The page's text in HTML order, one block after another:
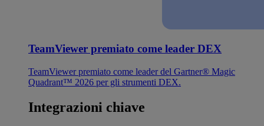
TeamViewer premiato come leader DEX
TeamViewer premiato come leader del Gartner® Magic
Quadrant™ 2026 per gli strumenti DEX.
Integrazioni chiave